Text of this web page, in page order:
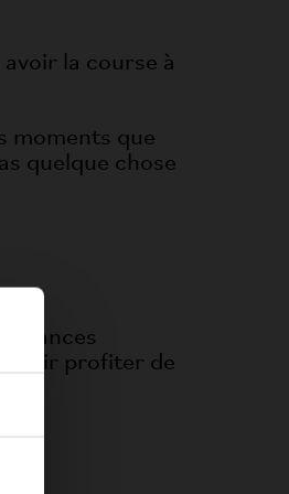
la course à
moments que
quelque chose
séances
profiter de